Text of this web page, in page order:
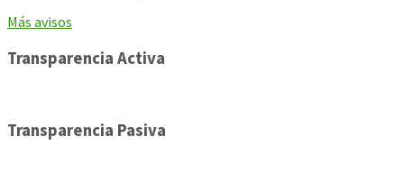
Más avisos
Transparencia Activa
Transparencia Pasiva